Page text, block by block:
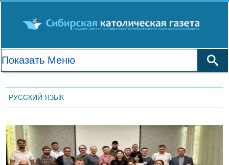
РУССКИЙ ЯЗЫК
ЛЕНТА НОВОСТЕЙ